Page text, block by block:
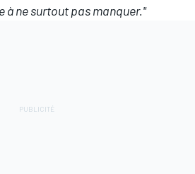
à ne surtout pas manquer."